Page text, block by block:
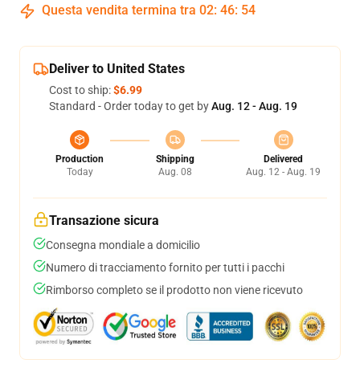
Questa vendita termina tra 02: 46: 54
Deliver to United States
Cost to ship:$6.99
Standard - Order today to get byAug. 12 - Aug. 19
Production
Today
Shipping
Aug. 08
Delivered
Aug. 12 - Aug. 19
Transazione sicura
Consegna mondiale a domicilio
Numero di tracciamento fornito per tutti i pacchi
Rimborso completo se il prodotto non viene ricevuto